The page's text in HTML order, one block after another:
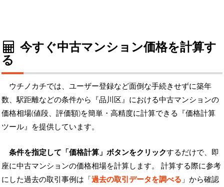
今すぐ中古マンション価格を計算す
る
ウチノカチでは、ユーザー登録など面倒な手続きせずに築年
数、駅距離などの条件から『品川区』における中古マンションの
価格相場(値段、評価額)を簡単・高精度に計算できる『価格計算
ツール』を提供しています。
条件を指定して「価格計算」ボタンをクリックするだけで、即
座に中古マンションの価格相場を計算します。 計算する際に参考
にした過去の取引事例は「過去の取引データを調べる 」から確認